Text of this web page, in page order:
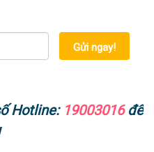
Gửi ngay!
Hotline: 19003016để